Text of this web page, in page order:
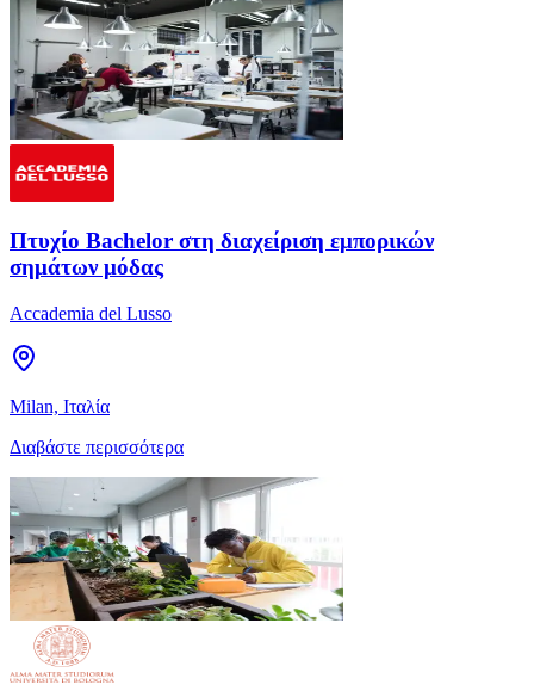
Πτυχίο Bachelor στη διαχείριση εμπορικών
σημάτων μόδας
Accademia del Lusso
Milan, Ιταλία
Διαβάστε περισσότερα